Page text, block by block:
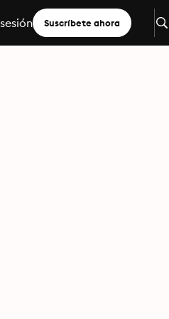
Suscríbete ahora